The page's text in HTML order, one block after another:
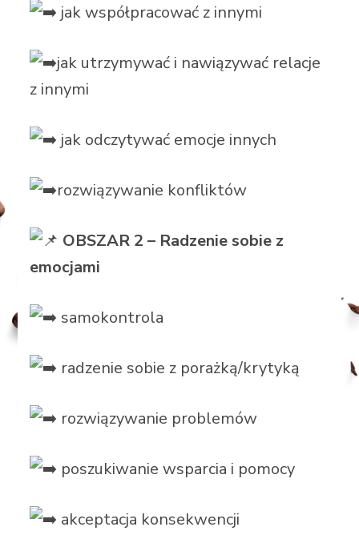
jak współpracować z innymi
jak utrzymywać i nawiązywać relacje
z innymi
jak odczytywać emocje innych
rozwiązywanie konfliktów
OBSZAR 2 – Radzenie sobie z
emocjami
samokontrola
radzenie sobie z porażką/krytyką
rozwiązywanie problemów
poszukiwanie wsparcia i pomocy
akceptacja konsekwencji